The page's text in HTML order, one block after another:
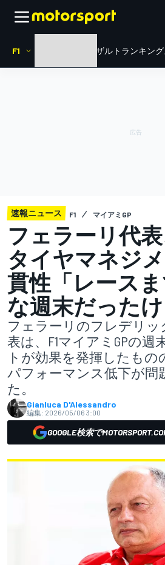
F1 リザルト ランキング
速報ニュース F1 マイアミGP
フェラーリ代
タイヤマネジ
貫性「レース
な週末だった
フェラーリのフレデリッ
表は、F1マイアミGPの週
トが効果を発揮したもの
パフォーマンス低下が問
た。
Gianluca D'Alessandro
編集: 2026/05/06 3:00
GOOGLE検索で